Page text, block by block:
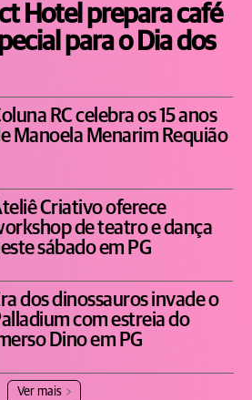
Hotel prepara café
para o Dia dos
RC celebra os 15 anos
Manoela Menarim Requião
Criativo oferece
de teatro e dança
sábado em PG
dos dinossauros invade o
com estreia do
Dino em PG
Ver mais